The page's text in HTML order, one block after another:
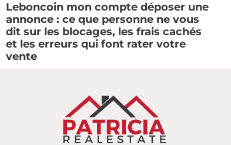
Leboncoin mon compte déposer une
annonce : ce que personne ne vous
dit sur les blocages, les frais cachés
et les erreurs qui font rater votre
vente